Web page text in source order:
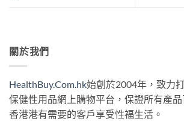
關於我們
HealthBuy.Com.hk始創於2004年，致力
保健性用品網上購物平台，保證所有產
香港港有需要的客戶享受性福生活。